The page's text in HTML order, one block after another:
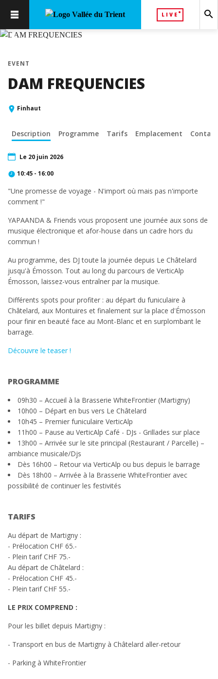
LIVE search
chevron_left chevron_right
EVENT
DAM FREQUENCIES
Finhaut
Description Programme Tarifs Emplacement Contact
Le 20 juin 2026
10:45 - 16:00
"Une promesse de voyage - N'import où mais pas n'importe
comment !"
YAPAANDA & Friends vous proposent une journée aux sons de
musique électronique et afor-house dans un cadre hors du
commun !
Au programme, des DJ toute la journée depuis Le Châtelard
jusqu'à Émosson. Tout au long du parcours de VerticAlp
Émosson, laissez-vous entraîner par la musique.
Différents spots pour profiter : au départ du funiculaire à
Châtelard, aux Montuires et finalement sur la place d'Émosson
pour finir en beauté face au Mont-Blanc et en surplombant le
barrage.
Découvre le teaser !
PROGRAMME
09h30 – Accueil à la Brasserie WhiteFrontier (Martigny)
10h00 – Départ en bus vers Le Châtelard
10h45 – Premier funiculaire VerticAlp
11h00 – Pause au VerticAlp Café - DJs - Grillades sur place
13h00 – Arrivée sur le site principal (Restaurant / Parcelle) –
ambiance musicale/Djs
Dès 16h00 – Retour via VerticAlp ou bus depuis le barrage
Dès 18h00 – Arrivée à la Brasserie WhiteFrontier avec
possibilité de continuer les festivités
TARIFS
Au départ de Martigny :
- Prélocation CHF 65.-
- Plein tarif CHF 75.-
Au départ de Châtelard :
- Prélocation CHF 45.-
- Plein tarif CHF 55.-
LE PRIX COMPREND :
Pour les billet depuis Martigny :
- Transport en bus de Martigny à Châtelard aller-retour
- Parking à WhiteFrontier